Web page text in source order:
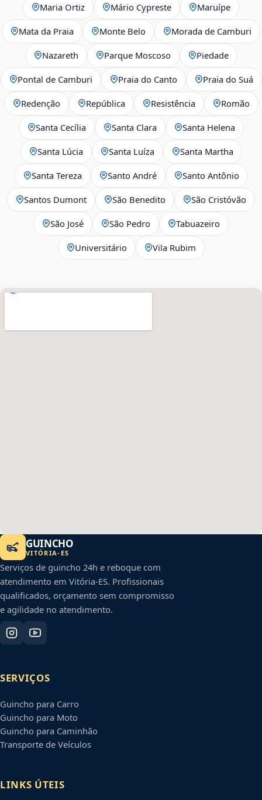
Maria Ortiz Mário Cypreste Maruípe
Mata da Praia Monte Belo Morada de Camburi
Nazareth Parque Moscoso Piedade
Pontal de Camburi Praia do Canto Praia do Suá
Redenção República Resistência Romão
Santa Cecília Santa Clara Santa Helena
Santa Lúcia Santa Luíza Santa Martha
Santa Tereza Santo André Santo Antônio
Santos Dumont São Benedito São Cristóvão
São José São Pedro Tabuazeiro
Universitário Vila Rubim
GUINCHO
VITÓRIA- ES
Serviços de guincho 24h e reboque com
atendimento em Vitória-ES. Profissionais
qualificados, orçamento sem compromisso
e agilidade no atendimento.
SERVIÇOS
Guincho para Carro
Guincho para Moto
Guincho para Caminhão
Transporte de Veículos
LINKS ÚTEIS